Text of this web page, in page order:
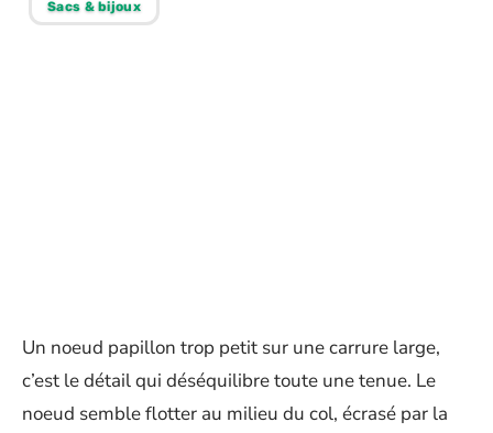
Sacs & bijoux
Un noeud papillon trop petit sur une carrure large,
c’est le détail qui déséquilibre toute une tenue. Le
noeud semble flotter au milieu du col, écrasé par la